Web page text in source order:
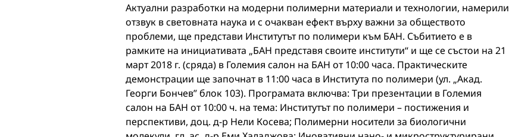
Актуални разработки на модерни полимерни материали и технологии, намерили
отзвук в световната наука и с очакван ефект върху важни за обществото
проблеми, ще представи Институтът по полимери към БАН. Събитието e в
рамките на инициативата „БАН представя своите институти“ и ще се състои на 21
март 2018 г. (сряда) в Големия салон на БАН от 10:00 часа. Практическите
демонстрации ще започнат в 11:00 часа в Института по полимери (ул. „Акад.
Георги Бончев” блок 103). Програмата включва: Три презентации в Големия
салон на БАН от 10:00 ч. на тема: Институтът по полимери – постижения и
перспективи, доц. д-р Нели Косева; Полимерни носители за биологични